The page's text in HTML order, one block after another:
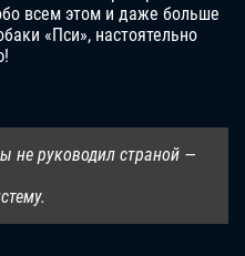
всем этом и даже больше
«Пси», настоятельно
не руководил страной —